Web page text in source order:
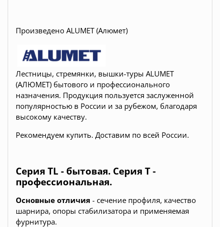
Произведено ALUMET (Алюмет)
Лестницы, стремянки, вышки-туры ALUMET
(АЛЮМЕТ) бытового и профессионального
назначения. Продукция пользуется заслуженной
популярностью в России и за рубежом, благодаря
высокому качеству.
Рекомендуем купить. Доставим по всей России.
Серия TL - бытовая. Серия T -
профессиональная.
Основные отличия - сечение профиля, качество
шарнира, опоры стабилизатора и применяемая
фурнитура.